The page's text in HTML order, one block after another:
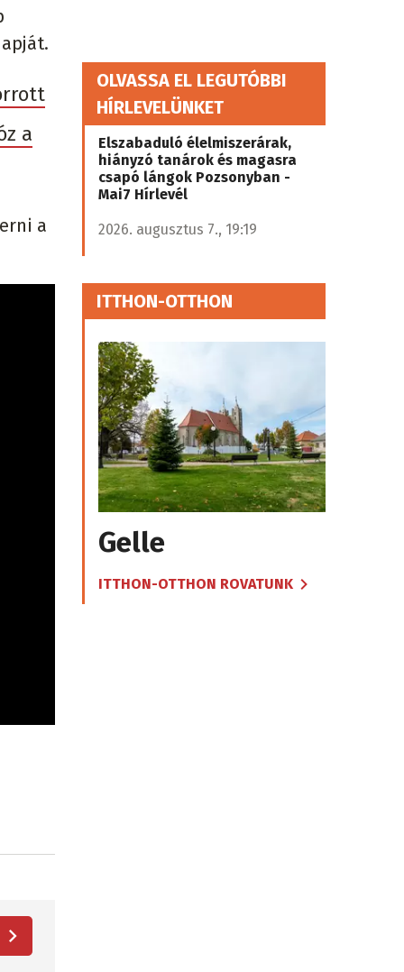
a
a
OLVASSA EL LEGUTÓBBI
HÍRLEVELÜNKET
Elszabaduló élelmiszerárak,
hiányzó tanárok és magasra
csapó lángok Pozsonyban -
Mai7 Hírlevél
2026. augusztus 7., 19:19
ITTHON-OTTHON
Gelle
ITTHON-OTTHON ROVATUNK